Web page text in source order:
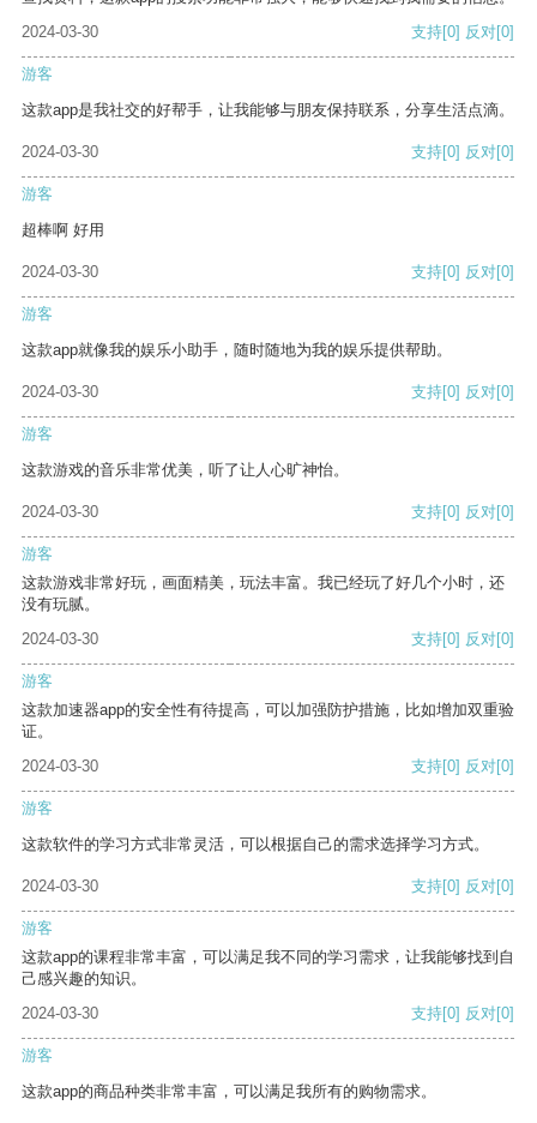
2024-03-30
支持[0] 反对[0]
游客
这款app是我社交的好帮手，让我能够与朋友保持联系，分享生活点滴。
2024-03-30 支持[0] 反对[0]
游客
超棒啊 好用
2024-03-30 支持[0] 反对[0]
游客
这款app就像我的娱乐小助手，随时随地为我的娱乐提供帮助。
2024-03-30 支持[0] 反对[0]
游客
这款游戏的音乐非常优美，听了让人心旷神怡。
2024-03-30 支持[0] 反对[0]
游客
这款游戏非常好玩，画面精美，玩法丰富。我已经玩了好几个小时，还
没有玩腻。
2024-03-30
支持[0] 反对[0]
游客
这款加速器app的安全性有待提高，可以加强防护措施，比如增加双重验
证。
2024-03-30
支持[0] 反对[0]
游客
这款软件的学习方式非常灵活，可以根据自己的需求选择学习方式。
2024-03-30 支持[0] 反对[0]
游客
这款app的课程非常丰富，可以满足我不同的学习需求，让我能够找到自
己感兴趣的知识。
2024-03-30
支持[0] 反对[0]
游客
这款app的商品种类非常丰富，可以满足我所有的购物需求。